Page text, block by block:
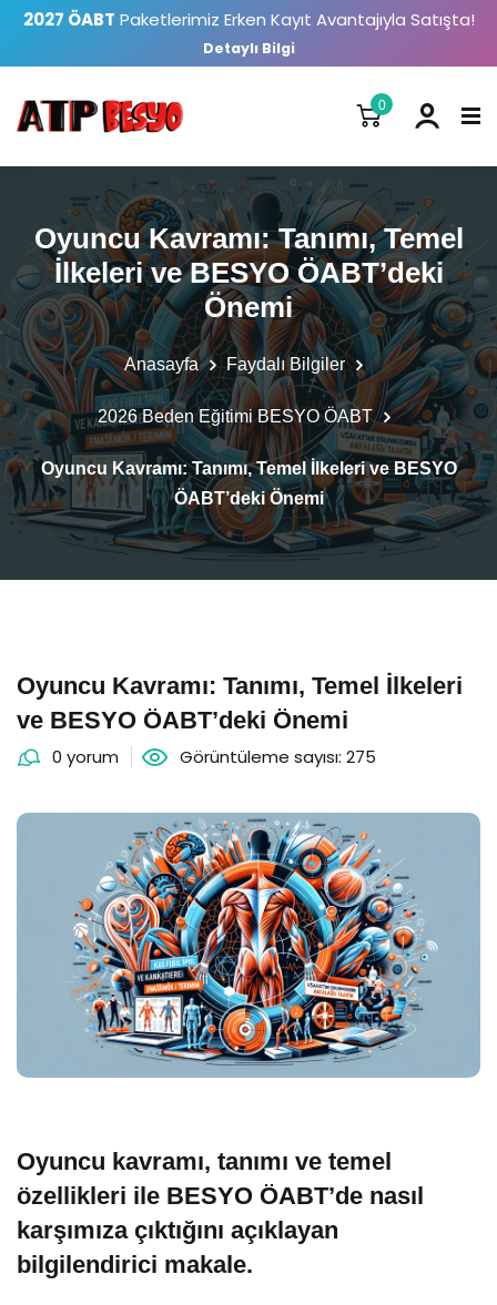
2027 ÖABT Paketlerimiz Erken Kayıt Avantajıyla Satışta!
Detaylı Bilgi
0
Oyuncu Kavramı: Tanımı, Temel
İlkeleri ve BESYO ÖABT’deki
Önemi
Anasayfa Faydalı Bilgiler
2026 Beden Eğitimi BESYO ÖABT
Oyuncu Kavramı: Tanımı, Temel İlkeleri ve BESYO
ÖABT’deki Önemi
Oyuncu Kavramı: Tanımı, Temel İlkeleri
ve BESYO ÖABT’deki Önemi
0 yorum Görüntüleme sayısı: 275
Oyuncu kavramı, tanımı ve temel
özellikleri ile BESYO ÖABT’de nasıl
karşımıza çıktığını açıklayan
bilgilendirici makale.